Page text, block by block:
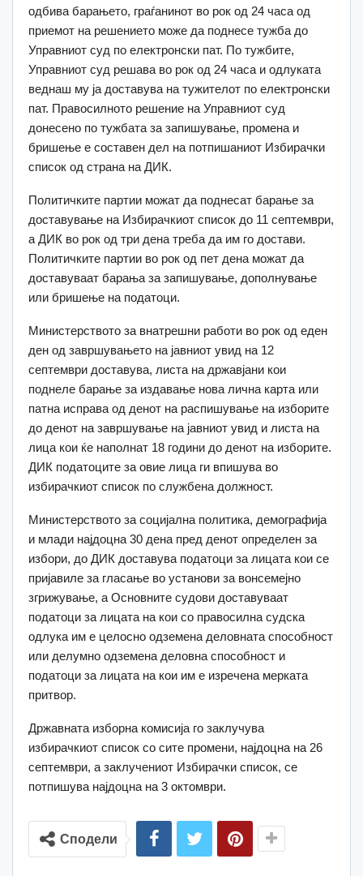
одбива барањето, граѓанинот во рок од 24 часа од
приемот на решението може да поднесе тужба до
Управниот суд по електронски пат. По тужбите,
Управниот суд решава во рок од 24 часа и одлуката
веднаш му ja доставува на тужителот по електронски
пат. Правосилното решение на Управниот суд
донесено по тужбата за запишување, промена и
бришење е составен дел на потпишаниот Избирачки
список од страна на ДИК.
Политичките партии можат да поднесат барање за
доставување на Избирачкиот список до 11 септември,
а ДИК во рок од три дена треба да им го достави.
Политичките партии во рок од пет дена можат да
доставуваат барања за запишување, дополнување
или бришење на податоци.
Министерството за внатрешни работи во рок од еден
ден од завршувањето на јавниот увид на 12
септември доставува, листа на државјани кои
поднеле барање за издавање нова лична карта или
патна исправа од денот на распишување на изборите
до денот на завршување на јавниот увид и листа на
лица кои ќе наполнат 18 години до денот на изборите.
ДИК податоците за овие лица ги впишува во
избирачкиот список по службена должност.
Министерството за социјална политика, демографија
и млади најдоцна 30 дена пред денот определен за
избори, до ДИК доставува податоци за лицата кои се
пријавиле за гласање во установи за вонсемејно
згрижување, а Основните судови доставуваат
податоци за лицата на кои со правосилна судска
одлука им е целосно одземена деловната способност
или делумно одземена деловна способност и
податоци за лицата на кои им е изречена мерката
притвор.
Државната изборна комисија го заклучува
избирачкиот список со сите промени, најдоцна на 26
септември, а заклучениот Избирачки список, се
потпишува најдоцна на 3 октомври.
Сподели